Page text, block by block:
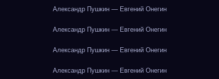
Александр Пушкин — Евгений Онегин
Александр Пушкин — Евгений Онегин
Александр Пушкин — Евгений Онегин
Александр Пушкин — Евгений Онегин